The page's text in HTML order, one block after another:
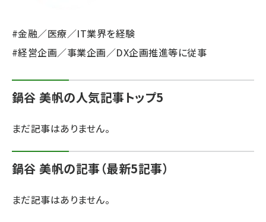
ai crunch (1365)
#金融／医療／IT業界を経験
#経営企画／事業企画／DX企画推進等に従事
鍋谷 美帆の人気記事トップ5
まだ記事はありません。
鍋谷 美帆の記事（最新5記事）
まだ記事はありません。